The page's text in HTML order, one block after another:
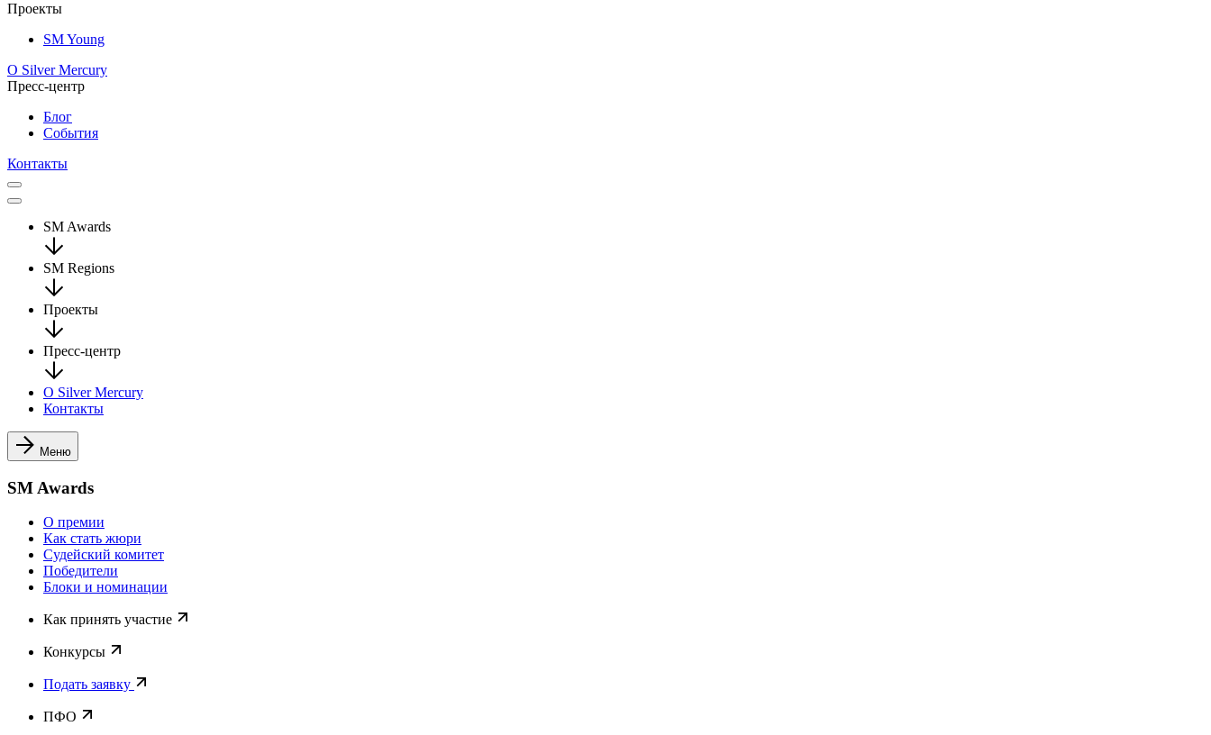
Проекты
SM Young
О Silver Mercury
Пресс-центр
Блог
События
Контакты
SM Awards
SM Regions
Проекты
Пресс-центр
О Silver Mercury
Контакты
Меню
SM Awards
О премии
Как стать жюри
Судейский комитет
Победители
Блоки и номинации
Как принять участие
Конкурсы
Подать заявку
ПФО